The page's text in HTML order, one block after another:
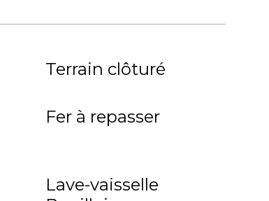
Terrain clôturé
Fer à repasser
Lave-vaisselle